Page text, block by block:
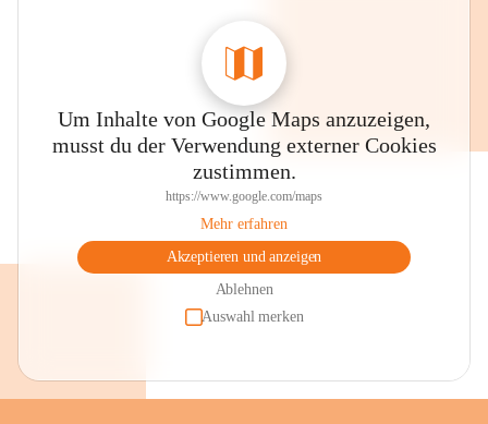
Um Inhalte von Google Maps anzuzeigen,
musst du der Verwendung externer Cookies
zustimmen.
https://www.google.com/maps
Mehr erfahren
Akzeptieren und anzeigen
Ablehnen
Auswahl merken